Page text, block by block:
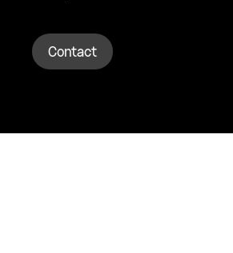
Contact